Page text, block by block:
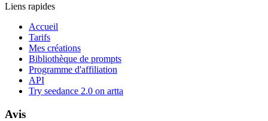
Liens rapides
Accueil
Tarifs
Mes créations
Bibliothèque de prompts
Programme d'affiliation
API
Try seedance 2.0 on artta
Avis